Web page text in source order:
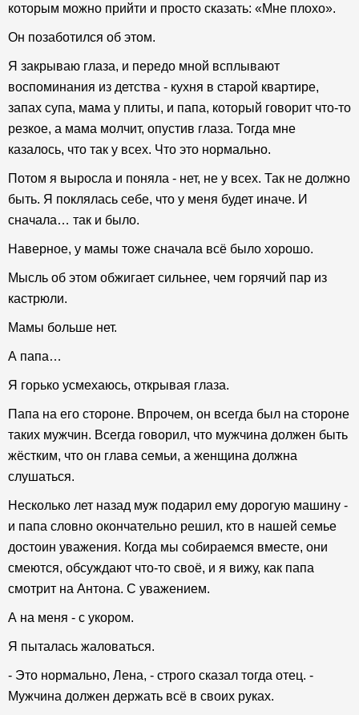
которым можно прийти и просто сказать: «Мне плохо».
Он позаботился об этом.
Я закрываю глаза, и передо мной всплывают
воспоминания из детства - кухня в старой квартире,
запах супа, мама у плиты, и папа, который говорит что-то
резкое, а мама молчит, опустив глаза. Тогда мне
казалось, что так у всех. Что это нормально.
Потом я выросла и поняла - нет, не у всех. Так не должно
быть. Я поклялась себе, что у меня будет иначе. И
сначала… так и было.
Наверное, у мамы тоже сначала всё было хорошо.
Мысль об этом обжигает сильнее, чем горячий пар из
кастрюли.
Мамы больше нет.
А папа…
Я горько усмехаюсь, открывая глаза.
Папа на его стороне. Впрочем, он всегда был на стороне
таких мужчин. Всегда говорил, что мужчина должен быть
жёстким, что он глава семьи, а женщина должна
слушаться.
Несколько лет назад муж подарил ему дорогую машину -
и папа словно окончательно решил, кто в нашей семье
достоин уважения. Когда мы собираемся вместе, они
смеются, обсуждают что-то своё, и я вижу, как папа
смотрит на Антона. С уважением.
А на меня - с укором.
Я пыталась жаловаться.
- Это нормально, Лена, - строго сказал тогда отец. -
Мужчина должен держать всё в своих руках.